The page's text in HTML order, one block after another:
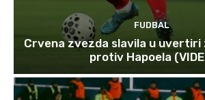
FUDBAL
Crvena zvezda slavila u uvertiri
protiv Hapoela